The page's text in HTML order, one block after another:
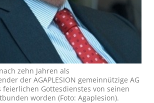
zehn Jahren als
der AGAPLESION gemeinnützige AG
feierlichen Gottesdienstes von seinen
worden (Foto: Agaplesion).